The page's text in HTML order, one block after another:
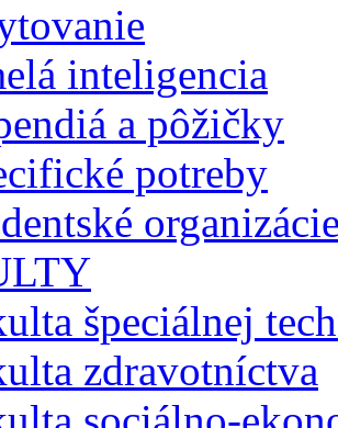
inteligencia
a pôžičky
potreby
špeciálnej
zdravotníctva